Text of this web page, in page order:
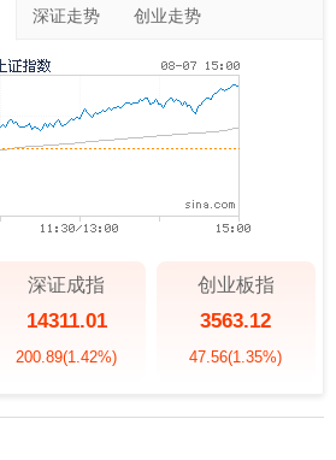
深证走势 创业走势
深证成指
14311.01
200.89(1.42%)
创业板指
3563.12
47.56(1.35%)